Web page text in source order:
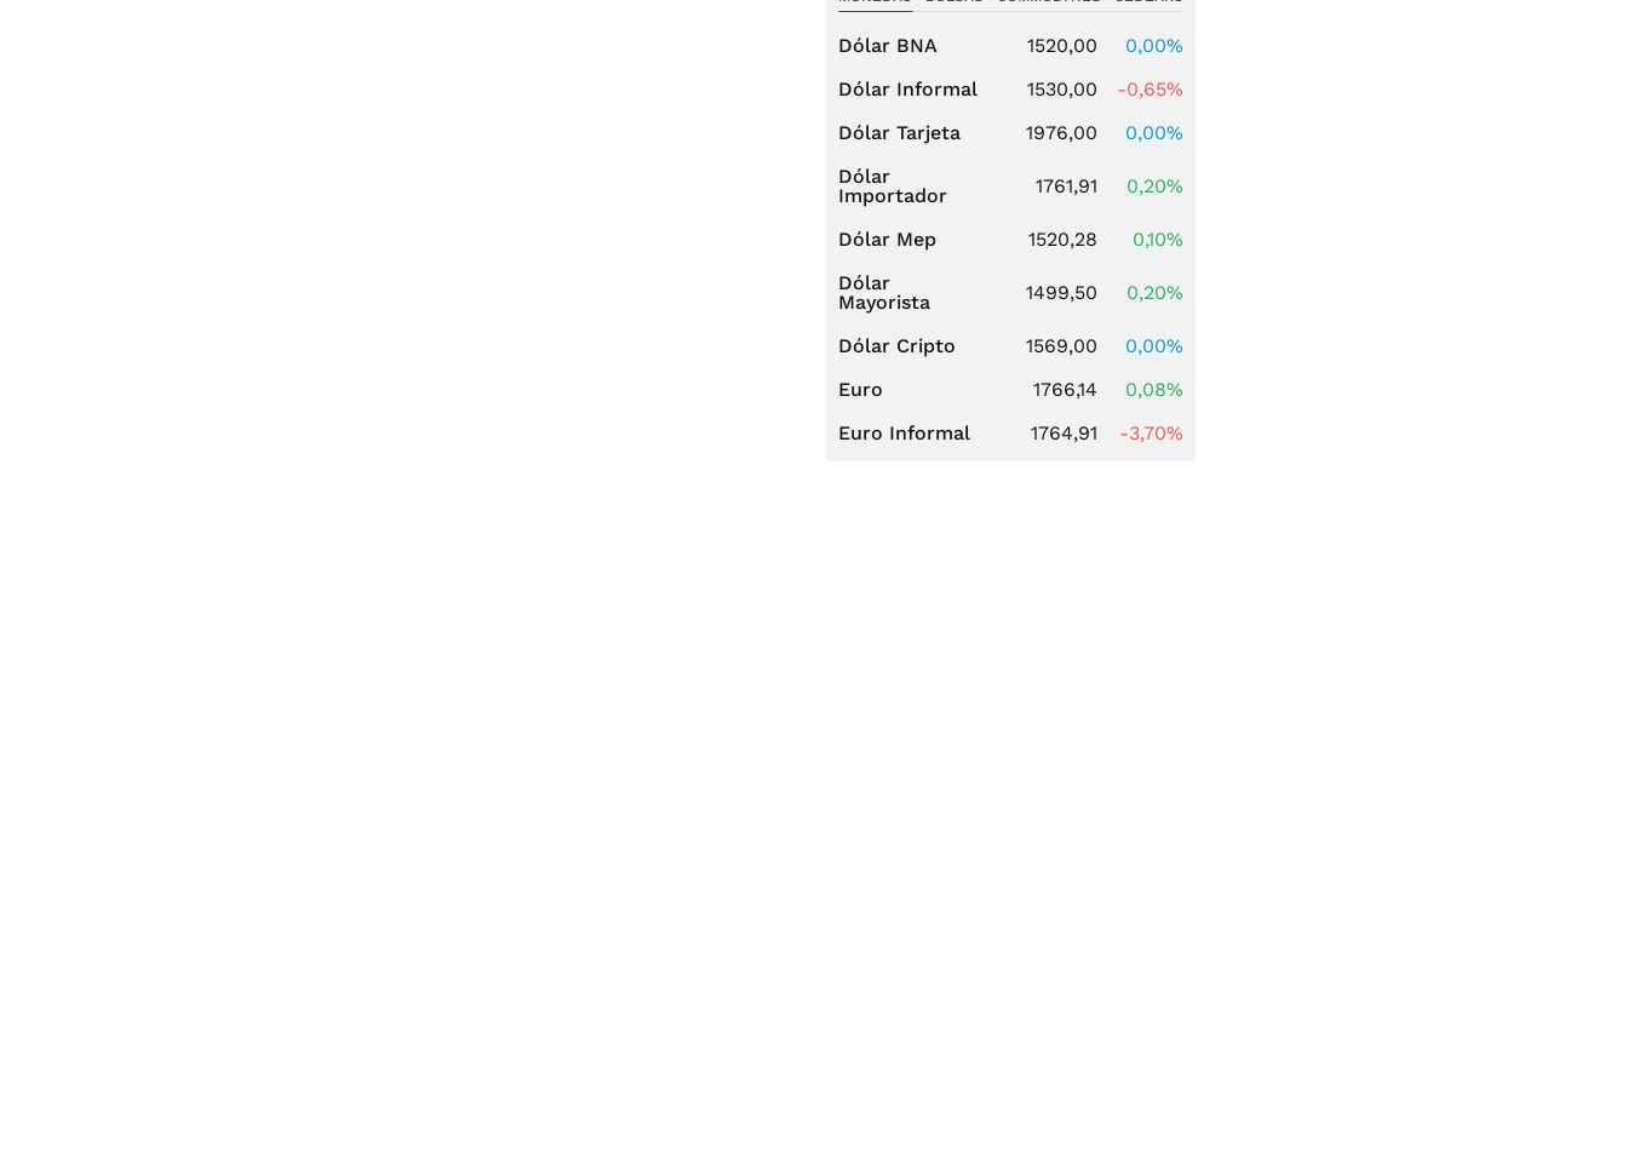
Dólar BNA 1520,00
0,00%
Dólar Informal
1530,00
-0,65%
Dólar Tarjeta
1976,00
0,00%
Dólar
Importador
1761,91 0,20%
Dólar Mep 1520,28
0,10%
Dólar
Mayorista
1499,50 0,20%
Dólar Cripto 1569,00
0,00%
Euro
1766,14
0,08%
Euro Informal
1764,91 -3,70%